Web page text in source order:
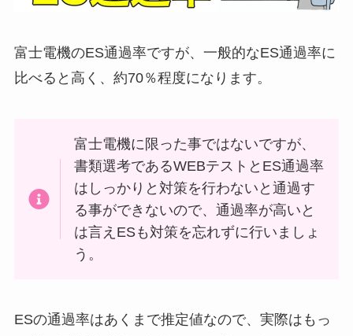
富士電機のES通過率ですが、一般的なES通過率に
比べると高く、約70％程度になります。
富士電機に限った事ではないですが、
書類選考であるWEBテストとES通過率
はしっかりと対策を行わないと通過す
る事ができないので、通過率が高いと
は言えESも対策を忘れずに行いましょ
う。
ESの通過率はあくまで推定値なので、実際はもっ